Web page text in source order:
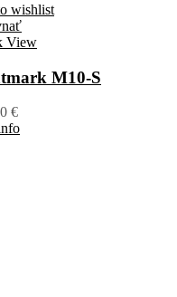
wishlist
View
M10-S
€